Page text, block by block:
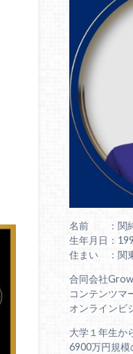
名前 ：関
生年月日：
住まい ：関
合同会社
コンテンツマ
オンラインビ
大学１年生か
6900万円規模